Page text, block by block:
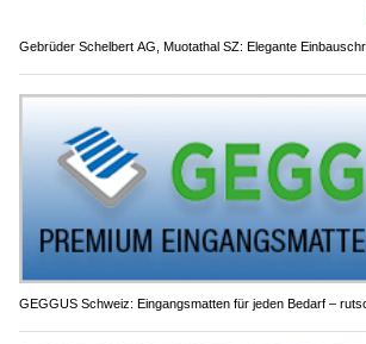
Gebrüder Schelbert AG, Muotathal SZ: Elegante
GEGGUS Schweiz: Eingangsmatten für jeden Bedarf –